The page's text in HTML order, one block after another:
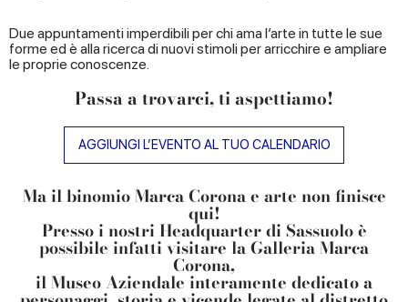
Due appuntamenti imperdibili per chi ama l’arte in tutte le sue
forme ed è alla ricerca di nuovi stimoli per arricchire e ampliare
le proprie conoscenze.
Passa a trovarci, ti aspettiamo!
AGGIUNGI L’EVENTO AL TUO CALENDARIO
Ma il binomio Marca Corona e arte non finisce
qui!
Presso i nostri Headquarter di Sassuolo è
possibile infatti visitare laGalleria Marca
Corona,
il Museo Aziendale interamente dedicato a